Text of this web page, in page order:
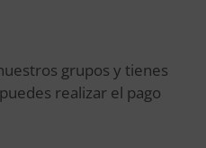
grupos y tienes
realizar el pago